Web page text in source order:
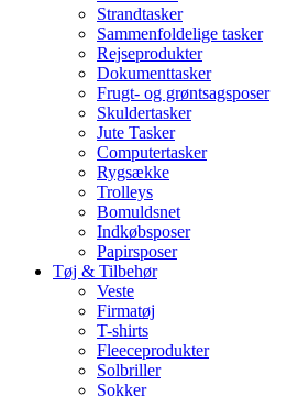
Strandtasker
Sammenfoldelige tasker
Rejseprodukter
Dokumenttasker
Frugt- og grøntsagsposer
Skuldertasker
Jute Tasker
Computertasker
Rygsække
Trolleys
Bomuldsnet
Indkøbsposer
Papirsposer
Tøj & Tilbehør
Veste
Firmatøj
T-shirts
Fleeceprodukter
Solbriller
Sokker